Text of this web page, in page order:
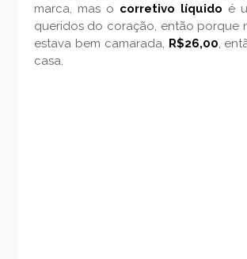
marca, mas o corretivo líquido é
queridos do coração, então porque
estava bem camarada, R$26,00,
casa.